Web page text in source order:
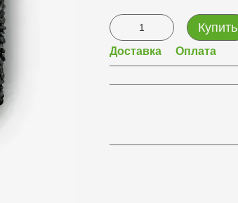
Купить
Доставка Оплата